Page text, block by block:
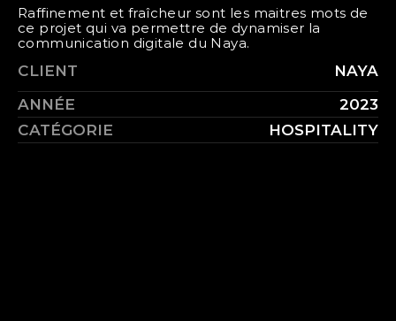
Raffinement et fraîcheur sont les maitres mots de
ce projet qui va permettre de dynamiser la
communication digitale du Naya.
CLIENT
NAYA
ANNÉE
2023
CATÉGORIE
HOSPITALITY